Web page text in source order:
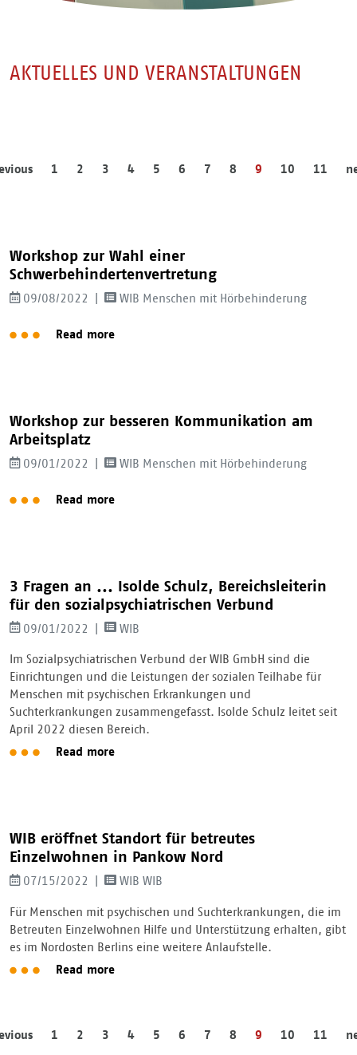
AKTUELLES UND VERANSTALTUNGEN
1 2 3 4 5 6 7 8 9 10 11
Workshop zur Wahl einer
Schwerbehindertenvertretung
09/08/2022 WIB Menschen mit Hörbehinderung
Read more
Workshop zur besseren Kommunikation am
Arbeitsplatz
09/01/2022 WIB Menschen mit Hörbehinderung
Read more
3 Fragen an ... Isolde Schulz, Bereichsleiterin
für den sozialpsychiatrischen Verbund
09/01/2022 WIB
Im Sozialpsychiatrischen Verbund der WIB GmbH sind die
Einrichtungen und die Leistungen der sozialen Teilhabe für
Menschen mit psychischen Erkrankungen und
Suchterkrankungen zusammengefasst. Isolde Schulz leitet seit
April 2022 diesen Bereich.
Read more
WIB eröffnet Standort für betreutes
Einzelwohnen in Pankow Nord
07/15/2022 WIB WIB
Für Menschen mit psychischen und Suchterkrankungen, die im
Betreuten Einzelwohnen Hilfe und Unterstützung erhalten, gibt
es im Nordosten Berlins eine weitere Anlaufstelle.
Read more
1 2 3 4 5 6 7 8 9 10 11